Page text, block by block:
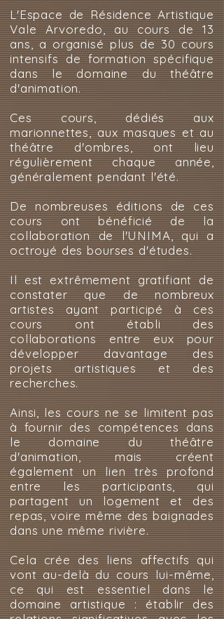
L'Espace de Résidence Artistique
Vale Arvoredo, au cours de 13
ans, a organisé plus de 30 cours
intensifs de formation spécifique
dans le domaine du théâtre
d'animation.
Ces cours, dédiés aux
marionnettes, aux masques et au
théâtre d'ombres, ont lieu
régulièrement chaque année,
généralement pendant l'été.
De nombreuses éditions de ces
cours ont bénéficié de la
collaboration de l'UNIMA, qui a
octroyé des bourses d'études.
Il est extrêmement gratifiant de
constater que de nombreux
artistes ayant participé à ces
cours ont établi des
collaborations entre eux pour
développer davantage des
projets artistiques et des
recherches.
Ainsi, les cours ne se limitent pas
à fournir des compétences dans
le domaine du théâtre
d'animation, mais créent
également un lien très profond
entre les participants, qui
partagent un logement et des
repas, voire même des baignades
dans une même rivière.
Cela crée des liens affectifs qui
vont au-delà du cours lui-même,
ce qui est essentiel dans le
domaine artistique : établir des